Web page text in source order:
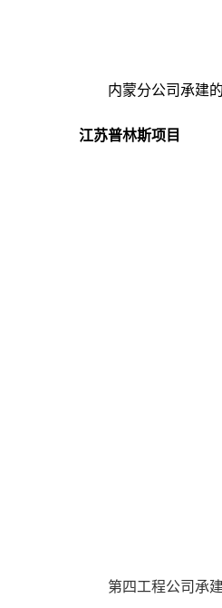
内蒙分公司承建
江苏普林斯项目
第四工程公司承